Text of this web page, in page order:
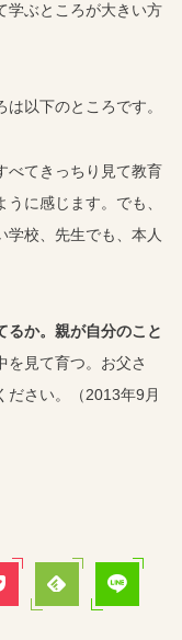
学ぶところが大きい方
以下のところです。
べてきっちり見て教育
に感じます。でも、
学校、先生でも、本人
るか。親が自分のこと
を見て育つ。お父さ
ださい。（2013年9月